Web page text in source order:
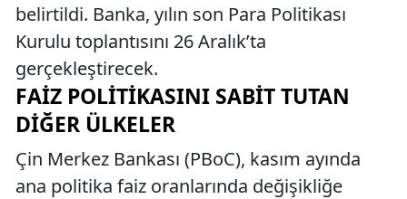
belirtildi. Banka, yılın son Para Politikası
Kurulu toplantısını 26 Aralık’ta
gerçekleştirecek.
FAIZ POLITIKASINI SABIT TUTAN
DIĞER ÜLKELER
Çin Merkez Bankası (PBoC), kasım ayında
ana politika faiz oranlarında değişikliğe